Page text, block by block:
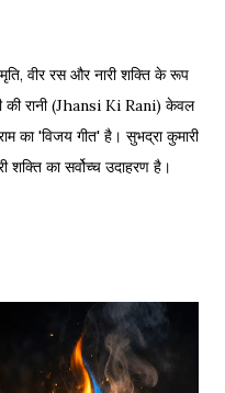
वीर रस और नारी शक्ति के रूप
की रानी (Jhansi Ki Rani) केवल
का 'विजय गीत' है। सुभद्रा कुमारी
शक्ति का सर्वोच्च उदाहरण है।
दिया, ठीक वैसे ही जैसे हमने कुछ
Relevance (UPSC / NET
(History) साहित्य: वीर रस